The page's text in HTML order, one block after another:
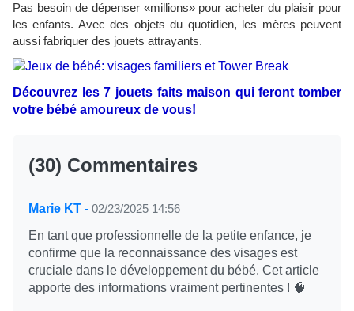
Pas besoin de dépenser «millions» pour acheter du plaisir pour
les enfants. Avec des objets du quotidien, les mères peuvent
aussi fabriquer des jouets attrayants.
Découvrez les 7 jouets faits maison qui feront tomber
votre bébé amoureux de vous!
(30) Commentaires
Marie KT - 02/23/2025 14:56
En tant que professionnelle de la petite enfance, je
confirme que la reconnaissance des visages est
cruciale dans le développement du bébé. Cet article
apporte des informations vraiment pertinentes ! 🧠